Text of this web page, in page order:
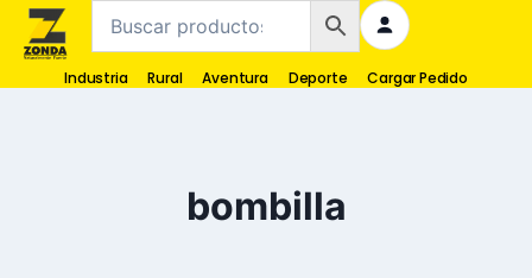
Industria Rural Aventura Deporte Cargar Pedido
bombilla